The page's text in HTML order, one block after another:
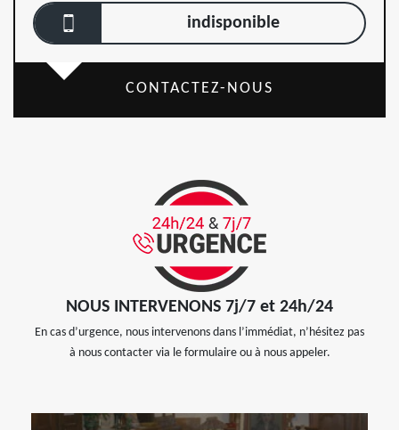
indisponible
CONTACTEZ-NOUS
NOUS INTERVENONS 7j/7 et 24h/24
En cas d’urgence, nous intervenons dans l’immédiat, n’hésitez pas
à nous contacter via le formulaire ou à nous appeler.